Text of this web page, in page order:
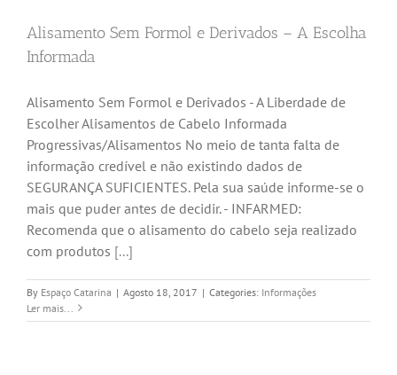
Alisamento Sem Formol e Derivados – A Escolha
Informada
Alisamento Sem Formol e Derivados - A Liberdade de
Escolher Alisamentos de Cabelo Informada
Progressivas/Alisamentos No meio de tanta falta de
informação credível e não existindo dados de
SEGURANÇA SUFICIENTES. Pela sua saúde informe-se o
mais que puder antes de decidir. - INFARMED:
Recomenda que o alisamento do cabelo seja realizado
com produtos [...]
By Espaço Catarina | Agosto 18, 2017 | Categories: Informações
Ler mais...